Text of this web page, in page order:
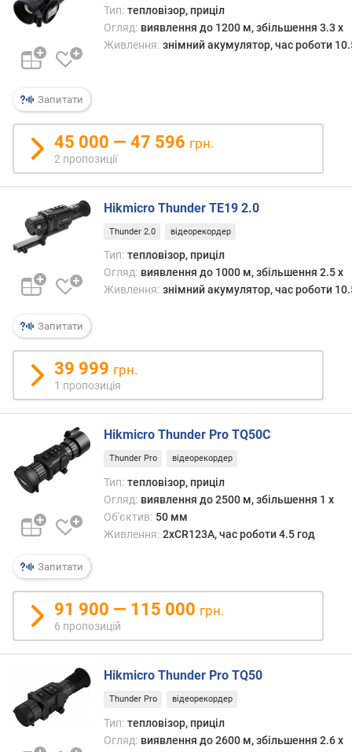
д
а
о
ю
о
д
а
в
а
н
я
а
к
л
ь
к
і
с
т
р
о
п
з
и
і
а
ь
н
і
Запитати
Тип: тепловізор, приціл
Огляд: виявлення до 1200 м, збільшення 3.3 x
Живлення: знімний акумулятор, час роботи
45 000 — 47 596 грн.
2 пропозиції
Запитати
Hikmicro Thunder TE19 2.0
Thunder 2.0 відеорекордер
Тип: тепловізор, приціл
Огляд: виявлення до 1000 м, збільшення 2.5 x
Живлення: знімний акумулятор, час роботи
39 999 грн.
1 пропозиція
Запитати
Hikmicro Thunder Pro TQ50C
Thunder Pro відеорекордер
Тип: тепловізор, приціл
Огляд: виявлення до 2500 м, збільшення 1 x
Об'єктив: 50 мм
Живлення: 2xCR123A, час роботи 4.5 год
91 900 — 115 000 грн.
6 пропозицій
Hikmicro Thunder Pro TQ50
Thunder Pro відеорекордер
Тип: тепловізор, приціл
Огляд: виявлення до 2600 м, збільшення 2.6 x